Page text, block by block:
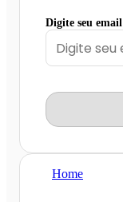
Digite seu email
Home